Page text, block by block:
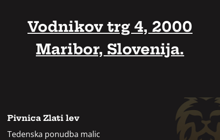
Vodnikov trg 4, 2000
Maribor, Slovenija.
Pivnica Zlati lev
Tedenska ponudba malic